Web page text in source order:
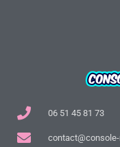
06 51 45 81 73